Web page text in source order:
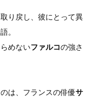
り戻し、彼にとって異
。
めないファルコの強さ
は、フランスの俳優サ